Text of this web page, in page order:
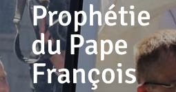
Prophétie
du Pape
François